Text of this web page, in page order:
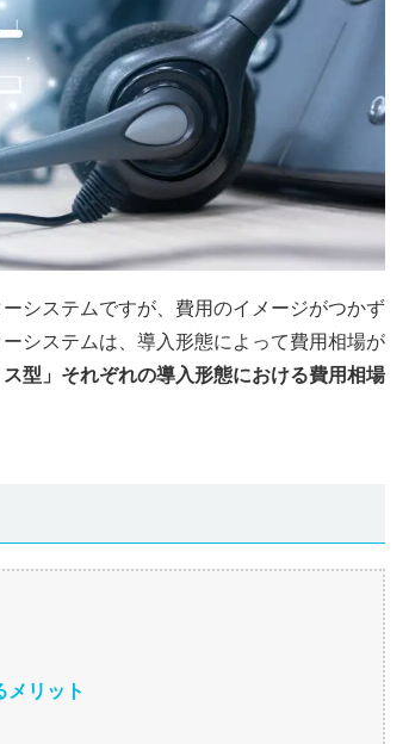
システムですが、費用のイメージがつかず
システムは、導入形態によって費用相場が
ス型」それぞれの導入形態における費用相場
メリット